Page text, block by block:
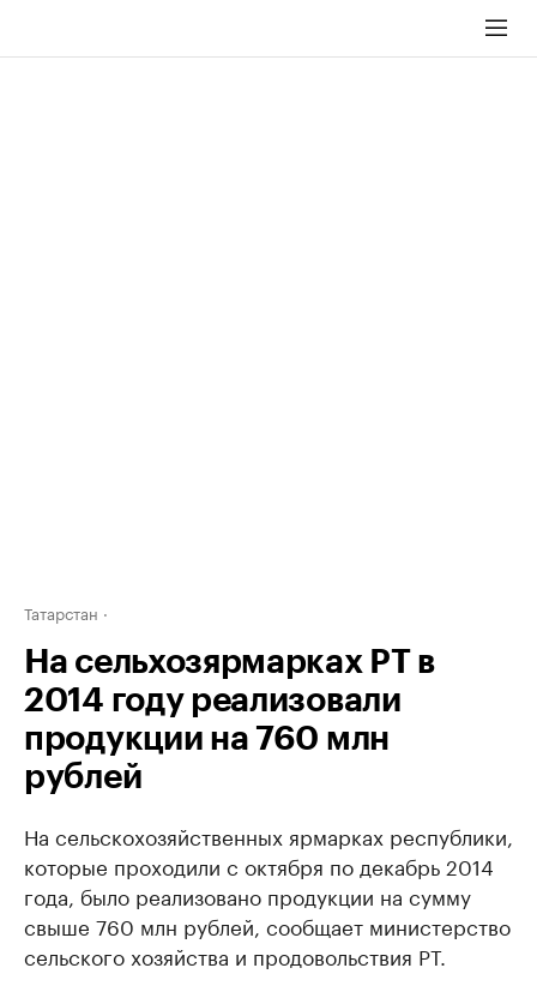
Татарстан
На сельхозярмарках РТ в
2014 году реализовали
продукции на 760 млн
рублей
На сельскохозяйственных ярмарках республики,
которые проходили с октября по декабрь 2014
года, было реализовано продукции на сумму
свыше 760 млн рублей, сообщает министерство
сельского хозяйства и продовольствия РТ.